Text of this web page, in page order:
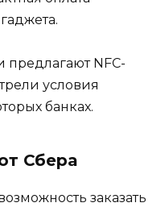
NFC-
условия
банках.
Сбера
заказать